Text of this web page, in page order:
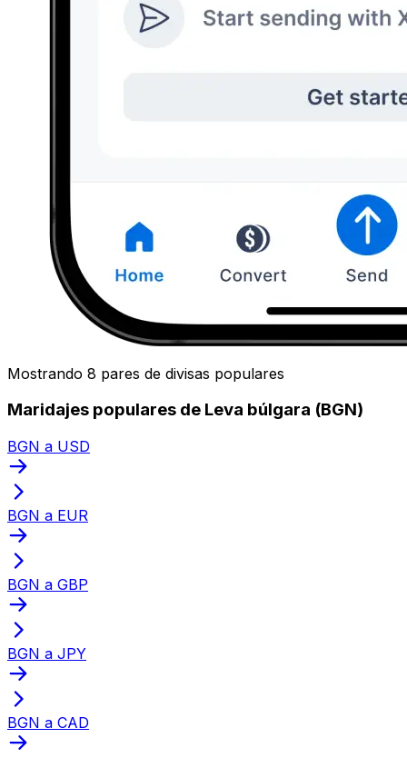
Mostrando 8 pares de divisas populares
Maridajes populares de Leva búlgara (BGN)
BGN a USD
BGN a EUR
BGN a GBP
BGN a JPY
BGN a CAD